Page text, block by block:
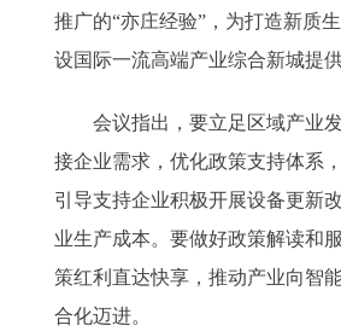
推广的“亦庄经验”，为打造新质
设国际一流高端产业综合新城提供
会议指出，要立足区域产业发
接企业需求，优化政策支持体系
引导支持企业积极开展设备更新
业生产成本。要做好政策解读和
策红利直达快享，推动产业向智
合化迈进。